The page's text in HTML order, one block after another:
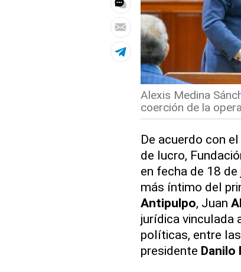
Alexis Medina
coerción de la
De acuerdo con
de lucro,
en fecha de 18
más íntimo del
Antipulpo, Juan
jurídica vinculada
políticas, entre
presidente Danilo